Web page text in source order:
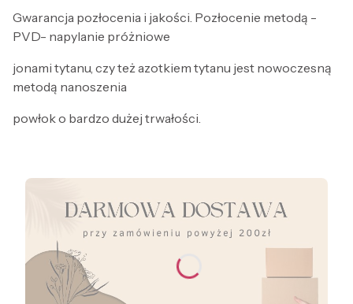
Gwarancja pozłocenia i jakości. Pozłocenie metodą -
PVD- napylanie próżniowe
jonami tytanu, czy też azotkiem tytanu jest nowoczesną
metodą nanoszenia
powłok o bardzo dużej trwałości.